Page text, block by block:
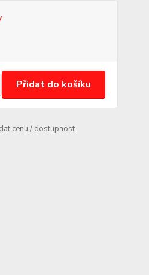
Přidat do košíku
cenu / dostupnost